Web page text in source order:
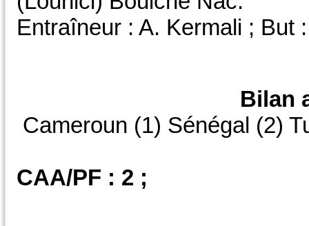
Entraîneur : A. Kermali ; But
Bilan
Cameroun (1) Sénégal (2)
CAA/PF : 2 ;